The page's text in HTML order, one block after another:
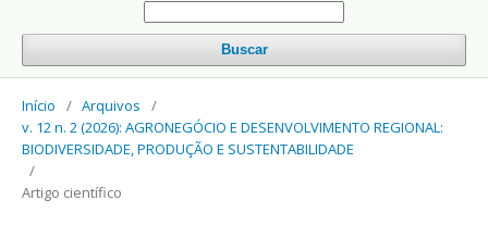
Buscar
Início / Arquivos
/
v. 12 n. 2 (2026): AGRONEGÓCIO E DESENVOLVIMENTO REGIONAL:
BIODIVERSIDADE, PRODUÇÃO E SUSTENTABILIDADE
/
Artigo científico